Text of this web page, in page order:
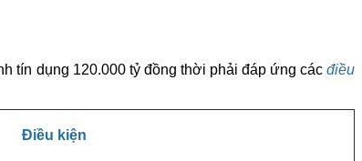
tín dụng 120.000 tỷ đồng thời phải đáp ứng các điều
Điều kiện